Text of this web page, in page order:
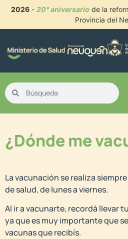
2026- 20° aniversario de la
Provincia del
¿Dónde me
La vacunación se realiza
de salud, de lunes a viernes.
Al ir a vacunarte, recordá llevar
ya que es muy importante que
vacunas que recibís.